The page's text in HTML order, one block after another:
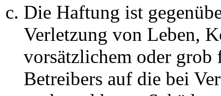
Die Haftung ist
Verletzung von Leben,
vorsätzlichem oder grob
Betreibers auf die bei